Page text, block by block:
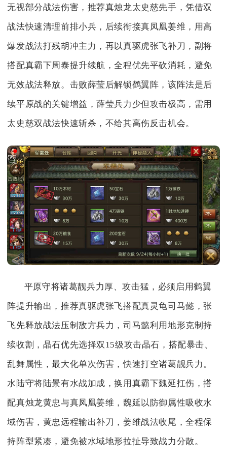
无视部分战法伤害，推荐真烛龙太史慈先手，凭借双
战法快速清理前排小兵，后续衔接真凤凰姜维，用高
爆发战法打残胡冲主力，再以真驱虎张飞补刀，副将
搭配真霸下周泰提升续航，全程优先平砍消耗，避免
无效战法释放。击败薛莹后解锁鹤翼阵，该阵法是后
续平原战的关键增益，薛莹兵力少但攻击极高，需用
太史慈双战法快速斩杀，不给其高伤反击机会。
平原守将诸葛靓兵力厚、攻击猛，必须启用鹤翼
阵提升输出，推荐真驱虎张飞搭配真灵龟司马懿，张
飞先释放战法压制敌方兵力，司马懿利用地形克制持
续收割，晶石优先选择双15级攻击晶石，搭配暴击、
乱舞属性，最大化单次伤害，快速打空诸葛靓兵力。
水陆守将陆景有水战加成，换用真霸下魏延扛伤，搭
配真烛龙黄忠与真凤凰姜维，魏延以防御属性吸收水
域伤害，黄忠远程输出补刀，姜维战法收尾，全程保
持阵型紧凑，避免被水域地形拉扯导致战力分散。